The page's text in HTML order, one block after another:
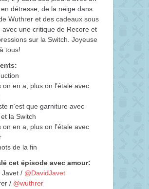
détresse, de la neige dans
Wuthrer et des cadeaux sous
avec une critique de Recore et
sur la Switch. Joyeuse
tous!
on en a, plus on l’étale avec
n’est que garniture avec
la Switch
on en a, plus on l’étale avec
de la fin
cet épisode avec amour:
Javet / @DavidJavet
/ @wuthrer